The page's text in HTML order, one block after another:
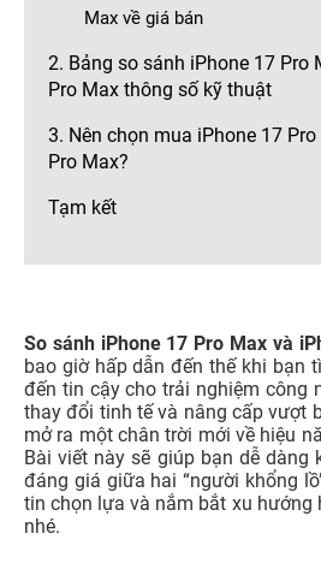
Max về giá bán
2. Bảng so sánh iPhone 17 Pro
Pro Max thông số kỹ thuật
3. Nên chọn mua iPhone 17
Pro Max?
Tạm kết
So sánh iPhone 17 Pro Max và
bao giờ hấp dẫn đến thế khi bạn
đến tin cậy cho trải nghiệm công
thay đổi tinh tế và nâng cấp vượt
mở ra một chân trời mới về hiệu
Bài viết này sẽ giúp bạn dễ dàng
đáng giá giữa hai “người khổng
tin chọn lựa và nắm bắt xu hướng
nhé.